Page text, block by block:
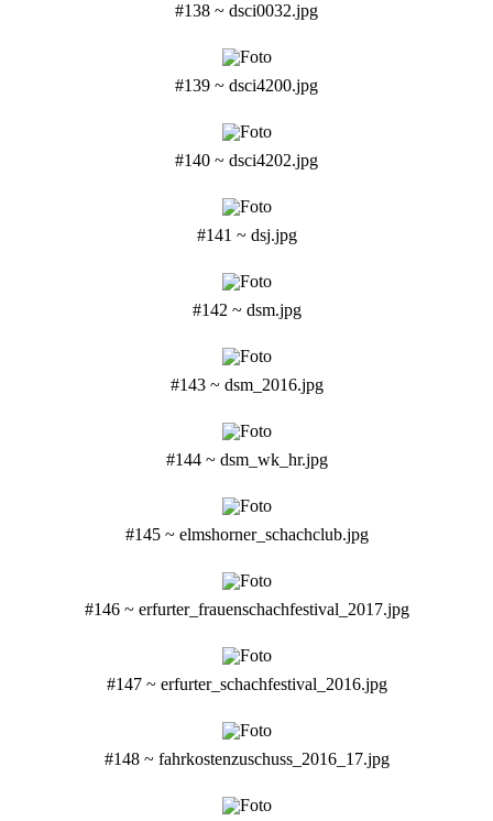
#138 ~ dsci0032.jpg
#139 ~ dsci4200.jpg
#140 ~ dsci4202.jpg
#141 ~ dsj.jpg
#142 ~ dsm.jpg
#143 ~ dsm_2016.jpg
#144 ~ dsm_wk_hr.jpg
#145 ~ elmshorner_schachclub.jpg
#146 ~ erfurter_frauenschachfestival_2017.jpg
#147 ~ erfurter_schachfestival_2016.jpg
#148 ~ fahrkostenzuschuss_2016_17.jpg